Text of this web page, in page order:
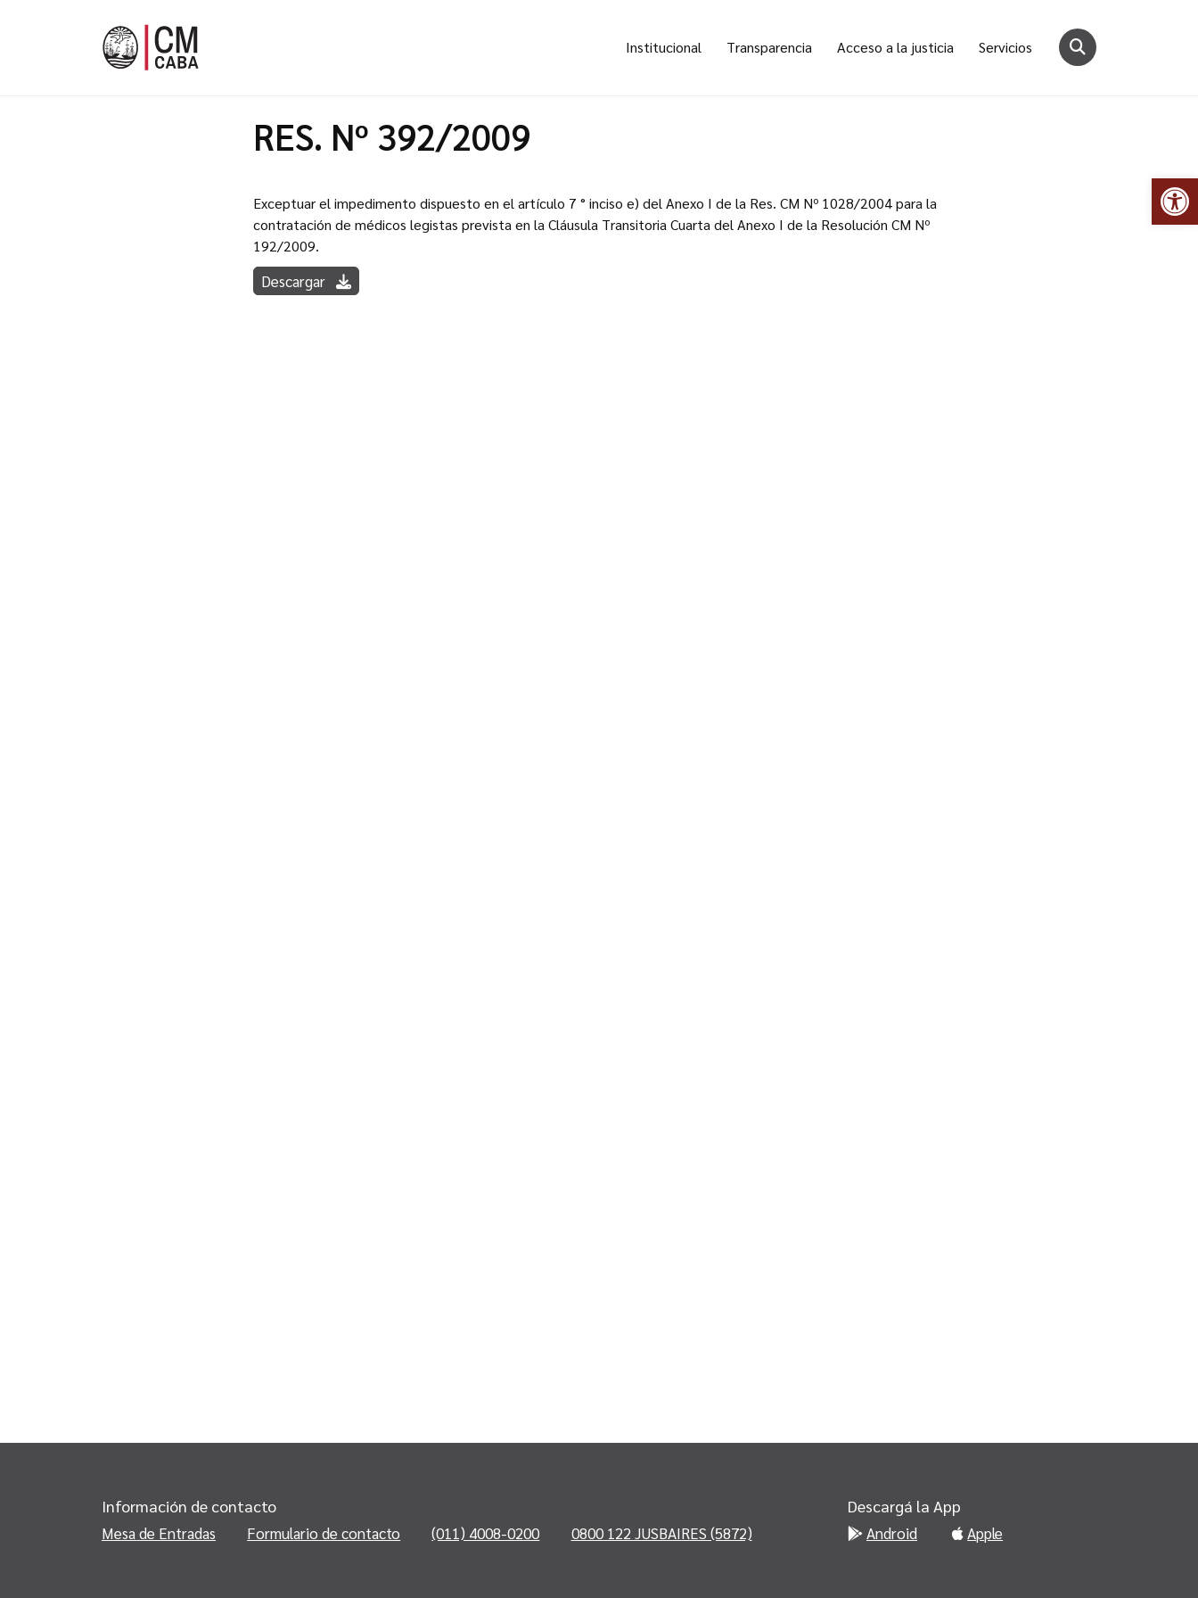
Institucional Transparencia Acceso a la justicia Servicios
RES. Nº 392/2009
Exceptuar el impedimento dispuesto en el artículo 7 ° inciso e) del Anexo I de la Res. CM Nº 1028/2004 para la
contratación de médicos legistas prevista en la Cláusula Transitoria Cuarta del Anexo I de la Resolución CM Nº
192/2009.
Descargar
Información de contacto
Mesa de Entradas Formulario de contacto (011) 4008-0200 0800 122 JUSBAIRES (5872)
Descargá la App
Android Apple